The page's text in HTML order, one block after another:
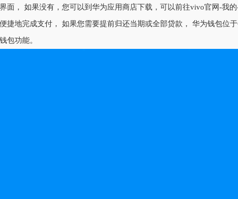
面， 如果没有，您可以到华为应用商店下载，可以前往vivo官网-我
捷地完成支付， 如果您需要提前归还当期或全部贷款， 华为钱包位
包功能。